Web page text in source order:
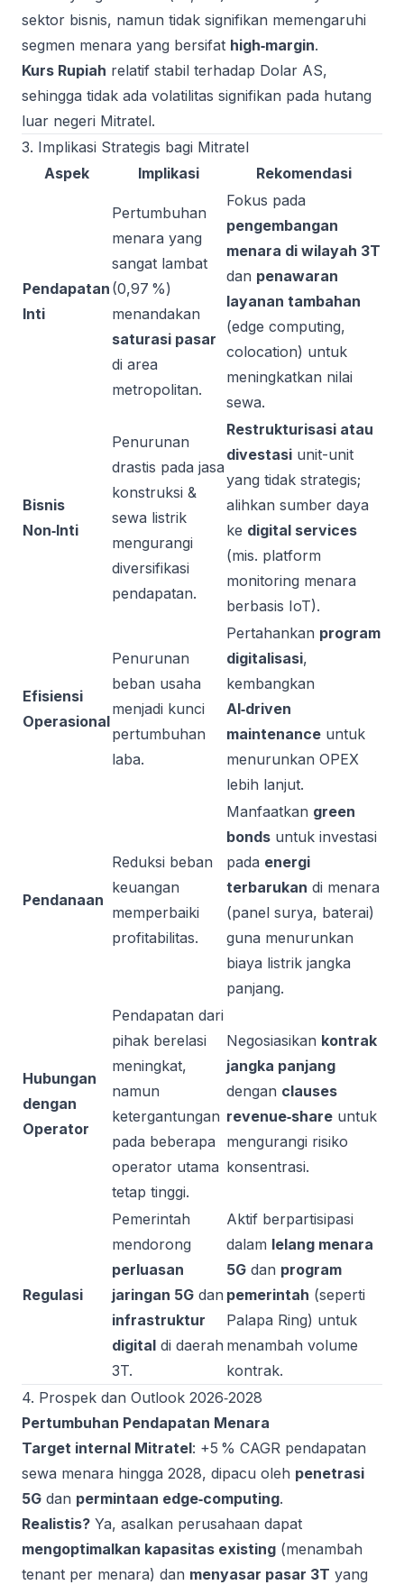
sektor bisnis, namun tidak signifikan memengaruhi
segmen menara yang bersifat high‑margin.
Kurs Rupiah relatif stabil terhadap Dolar AS,
sehingga tidak ada volatilitas signifikan pada hutang
luar negeri Mitratel.
3. Implikasi Strategis bagi Mitratel
Aspek
Implikasi Rekomendasi
Pendapatan
Inti
Pertumbuhan
menara yang
sangat lambat
(0,97 %)
menandakan
saturasi pasar
di area
metropolitan.
Fokus pada
pengembangan
menara di wilayah 3T
dan penawaran
layanan tambahan
(edge computing,
colocation) untuk
meningkatkan nilai
sewa.
Bisnis
Non‑Inti
Penurunan
drastis pada jasa
konstruksi &
sewa listrik
mengurangi
diversifikasi
pendapatan.
Restrukturisasi atau
divestasi unit-unit
yang tidak strategis;
alihkan sumber daya
ke digital services
(mis. platform
monitoring menara
berbasis IoT).
Efisiensi
Operasional
Penurunan
beban usaha
menjadi kunci
pertumbuhan
laba.
Pertahankan program
digitalisasi,
kembangkan
AI‑driven
maintenance untuk
menurunkan OPEX
lebih lanjut.
Pendanaan
Reduksi beban
keuangan
memperbaiki
profitabilitas.
Manfaatkan green
bonds untuk investasi
pada energi
terbarukan di menara
(panel surya, baterai)
guna menurunkan
biaya listrik jangka
panjang.
Hubungan
dengan
Operator
Pendapatan dari
pihak berelasi
meningkat,
namun
ketergantungan
pada beberapa
operator utama
tetap tinggi.
Negosiasikan kontrak
jangka panjang
dengan clauses
revenue‑share untuk
mengurangi risiko
konsentrasi.
Regulasi
Pemerintah
mendorong
perluasan
jaringan 5G dan
infrastruktur
digital di daerah
3T.
Aktif berpartisipasi
dalam lelang menara
5G dan program
pemerintah (seperti
Palapa Ring) untuk
menambah volume
kontrak.
4. Prospek dan Outlook 2026‑2028
Pertumbuhan Pendapatan Menara
Target internal Mitratel: +5 % CAGR pendapatan
sewa menara hingga 2028, dipacu oleh penetrasi
5G dan permintaan edge‑computing.
Realistis? Ya, asalkan perusahaan dapat
mengoptimalkan kapasitas existing (menambah
tenant per menara) dan menyasar pasar 3T yang